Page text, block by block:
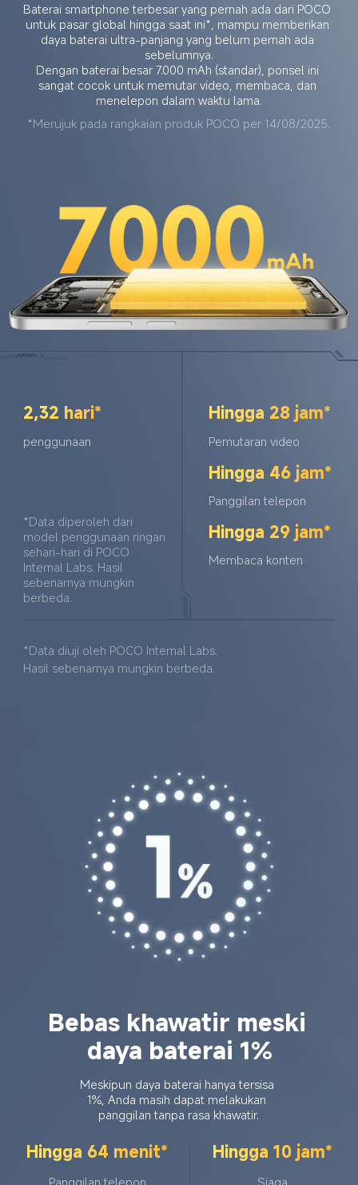
Baterai smartphone terbesar yang pernah ada dari POCO
untuk pasar global hingga saat ini*, mampu memberikan
daya baterai ultra-panjang yang belum pernah ada
sebelumnya.
Dengan baterai besar 7.000 mAh (standar), ponsel ini
sangat cocok untuk memutar video, membaca, dan
menelepon dalam waktu lama.
*Merujuk pada rangkaian produk POCO per 14/08/2025.
2,32 hari*
penggunaan
*Data diperoleh dari
model penggunaan ringan
sehari-hari di POCO
Internal Labs. Hasil
sebenarnya mungkin
berbeda.
Hingga 28 jam*
Pemutaran video
Hingga 46 jam*
Panggilan telepon
Hingga 29 jam*
Membaca konten
*Data diuji oleh POCO Internal Labs.
Hasil sebenarnya mungkin berbeda.
Bebas khawatir meski
daya baterai 1%
Meskipun daya baterai hanya tersisa
1%, Anda masih dapat melakukan
panggilan tanpa rasa khawatir.
Hingga 64 menit*
Panggilan telepon
Hingga 10 jam*
Siaga